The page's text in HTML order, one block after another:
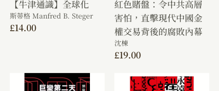
【牛津通識】全球化
斯蒂格 Manfred B. Steger
£14.00
紅色賭盤：令中共高層
害怕，直擊現代中國金
權交易背後的腐敗內幕
沈棟
£19.00